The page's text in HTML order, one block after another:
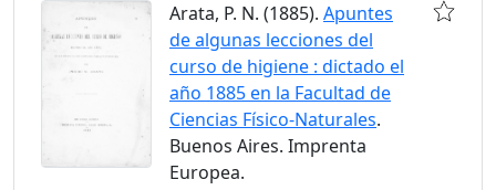
Arata, P. N. (1885). Apuntes
de algunas lecciones del
curso de higiene : dictado el
año 1885 en la Facultad de
Ciencias Físico-Naturales.
Buenos Aires. Imprenta
Europea.